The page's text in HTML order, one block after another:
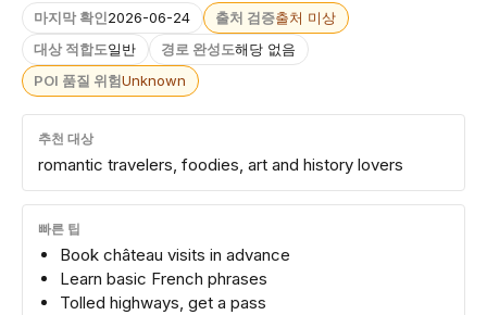
마지막 확인2026-06-24 출처 검증출처 미상
대상 적합도일반 경로 완성도해당 없음
POI 품질 위험Unknown
추천 대상
romantic travelers, foodies, art and history lovers
빠른 팁
Book château visits in advance
Learn basic French phrases
Tolled highways, get a pass